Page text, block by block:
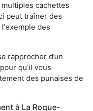
cachettes
peut traîner des
des
rapprocher d’un
qu’il vous
des punaises de
à La Roque-